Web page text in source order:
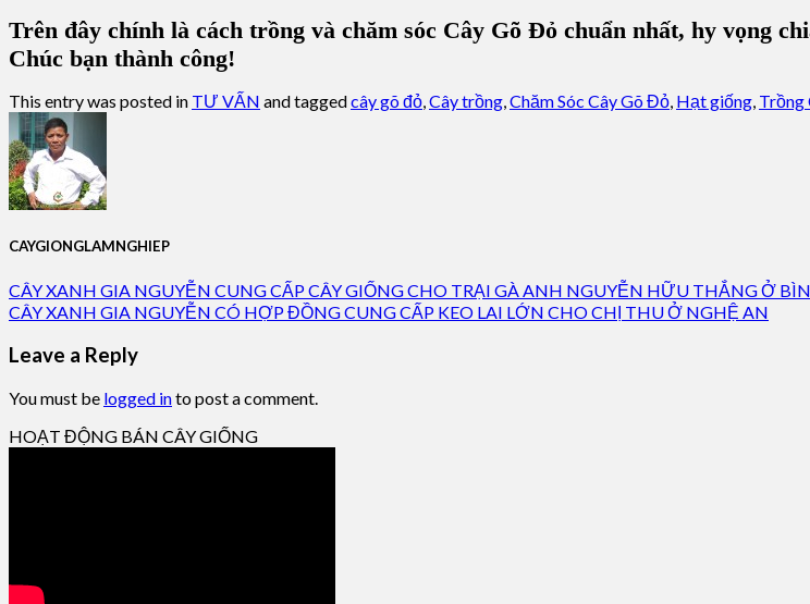
Trên đây chính là cách trồng và chăm sóc Cây Gõ Đỏ chuẩn nhất, hy vọng
Chúc bạn thành công!
This entry was posted in TƯ VẤN and taggedcây gõ đỏ,Cây trồng,Chăm Sóc Cây Gõ Đỏ, Hạt giống, Trồng
CAYGIONGLAMNGHIEP
CÂY XANH GIA NGUYỄN CUNG CẤP CÂY GIỐNG CHO TRẠI GÀ ANH NGUYỄN HỮU THẮNG Ở
CÂY XANH GIA NGUYỄN CÓ HỢP ĐỒNG CUNG CẤP KEO LAI LỚN CHO CHỊ THU Ở NGHỆ AN
Leave a Reply
You must be logged into post a comment.
HOẠT ĐỘNG BÁN CÂY GIỐNG